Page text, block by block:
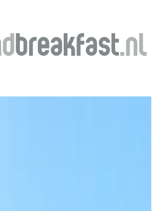
Vakantiewoning